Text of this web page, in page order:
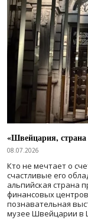
«Швейцария, страна
08.07.2026
Кто не мечтает о
счастливые его
альпийская страна
финансовых
познавательная
музее Швейцарии в